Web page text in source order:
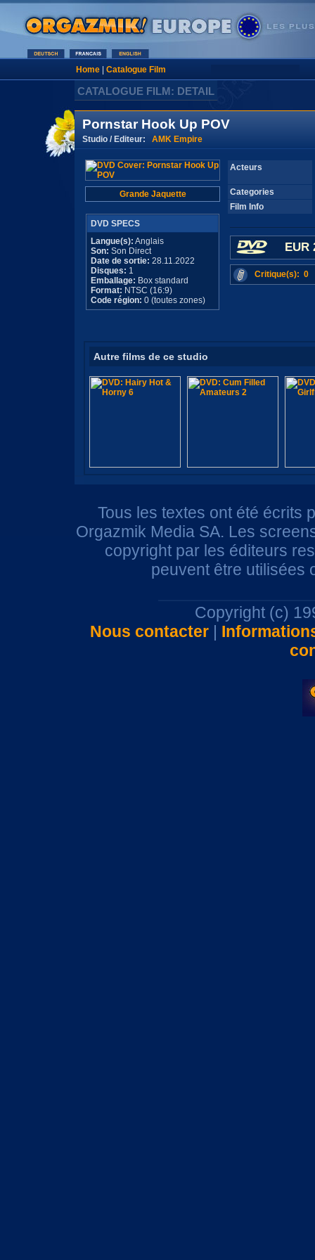
Home| Catalogue Film
CATALOGUE FILM: DETAIL
Pornstar Hook Up POV
Studio / Editeur: AMK Empire
Grande Jaquette
DVD SPECS
Langue(s): Anglais
Son: Son Direct
Date de sortie: 28.11.2022
Disques: 1
Emballage: Box standard
Format: NTSC (16:9)
Code région: 0 (toutes zones)
Acteurs
Categories
Film Info
EUR
Critique(s): 0
Autre films de ce studio
Tous les textes ont été écrits
Orgazmik Media SA. Les
copyright par les éditeurs
peuvent être utilisées
Copyright (c)
Nous contacter|